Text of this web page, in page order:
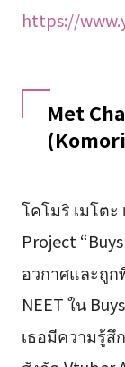
https://
Met
โคโมริ เมโต
Project
อวกาศและถูก
NEET ใน
เธอมีความรู้สึ